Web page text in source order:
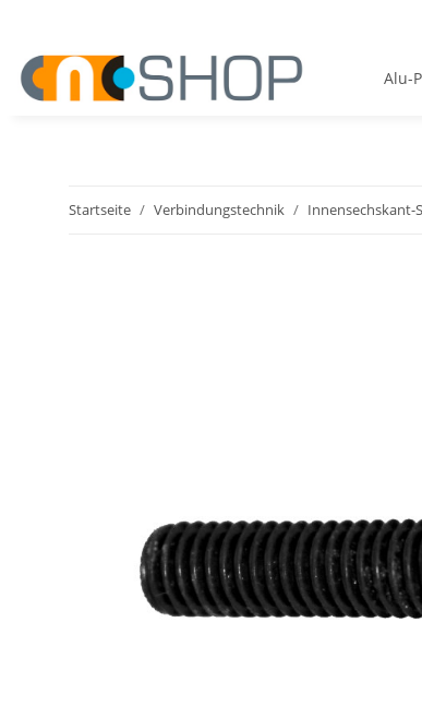
Alu-
Startseite Verbindungstechnik Innensechskant-